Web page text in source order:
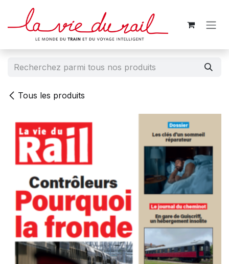
Se rendre au contenu
Tous les produits